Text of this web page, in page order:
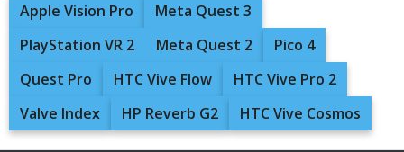
Apple Vision Pro
Meta Quest 3
PlayStation VR 2
Meta Quest 2
Pico 4
Quest Pro
HTC Vive Flow
HTC Vive Pro 2
Valve Index
HP Reverb G2 HTC Vive Cosmos